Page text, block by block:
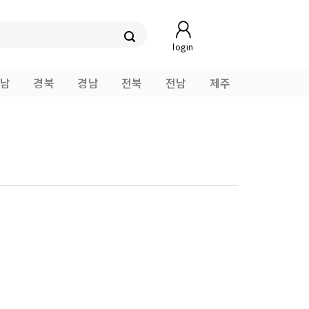
login
경북 경남 전북 전남 제주